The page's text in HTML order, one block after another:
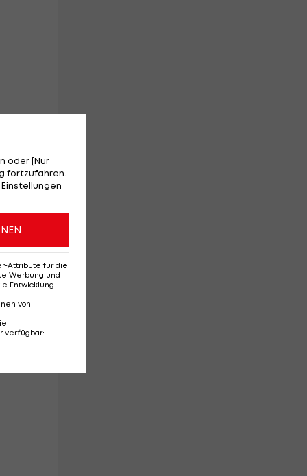
oder [Nur
fortzufahren.
Attribute für die
Werbung und
Entwicklung
von
verfügbar: